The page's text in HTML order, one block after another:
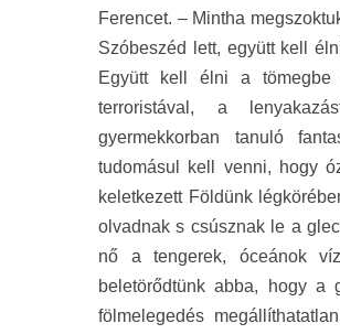
Ferencet. – Mintha
Szóbeszéd lett, együtt kell
Együtt kell élni a tömegbe
terroristával, a
gyermekkorban tanuló
tudomásul kell venni, hogy
keletkezett Földünk
olvadnak s csúsznak le a
nő a tengerek, óceánok
beletörődtünk abba, hogy a
fölmelegedés